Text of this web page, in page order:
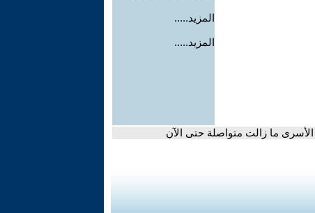
المزيد.....
المزيد.....
ما زالت متواصلة حتى الآن